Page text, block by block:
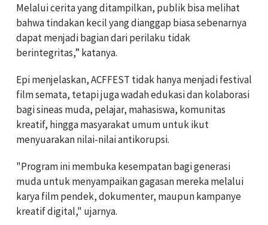
Melalui cerita yang ditampilkan, publik bisa melihat
bahwa tindakan kecil yang dianggap biasa sebenarnya
dapat menjadi bagian dari perilaku tidak
berintegritas,” katanya.
Epi menjelaskan, ACFFEST tidak hanya menjadi festival
film semata, tetapi juga wadah edukasi dan kolaborasi
bagi sineas muda, pelajar, mahasiswa, komunitas
kreatif, hingga masyarakat umum untuk ikut
menyuarakan nilai-nilai antikorupsi.
"Program ini membuka kesempatan bagi generasi
muda untuk menyampaikan gagasan mereka melalui
karya film pendek, dokumenter, maupun kampanye
kreatif digital," ujarnya.